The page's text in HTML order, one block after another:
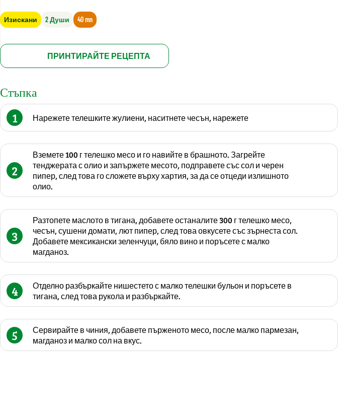
Изискани 2 Души 40 mn
ПРИНТИРАЙТЕ РЕЦЕПТА
Стъпка
1 Нарежете телешките жулиени, наситнете чесън, нарежете
2
Вземете 100 г телешко месо и го навийте в брашното. Загрейте
тенджерата с олио и запържете месото, подправете със сол и черен
пипер, след това го сложете върху хартия, за да се отцеди излишното
олио.
3
Разтопете маслото в тигана, добавете останалите 300 г телешко месо,
чесън, сушени домати, лют пипер, след това овкусете със зърнеста сол.
Добавете мексикански зеленчуци, бяло вино и поръсете с малко
магданоз.
4
Отделно разбъркайте нишестето с малко телешки бульон и поръсете в
тигана, след това рукола и разбъркайте.
5
Сервирайте в чиния, добавете пърженото месо, после малко пармезан,
магданоз и малко сол на вкус.